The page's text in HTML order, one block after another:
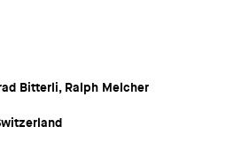
Bitterli, Ralph Melcher